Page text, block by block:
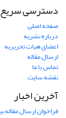
دسترسی سریع
صفحه اصلی
درباره نشریه
اعضای هیات تحریریه
ارسال مقاله
تماس با ما
نقشه سایت
آخرین اخبار
فراخوان ارسال